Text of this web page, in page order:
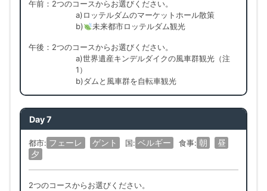
午前：2つのコースからお選びください。
a)ロッテルダムのマーケットホール散策
b)
未来都市ロッテルダム観光
午後：2つのコースからお選びください。
a)世界遺産キンデルダイクの風車群観光（注
1）
b)ダムと風車群を自転車観光
Day 7
都市: フェーレ ゲント 国: ベルギー 食事: 朝
昼
夕
2つのコースからお選びください。